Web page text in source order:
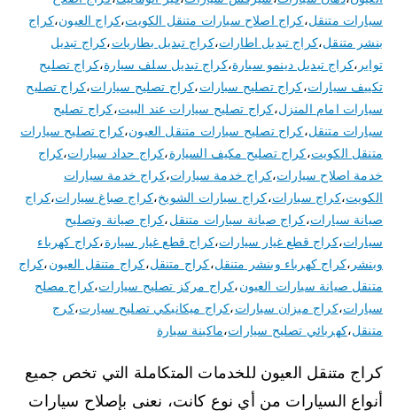
سيارات متنقل،كراج اصلاح سيارات متنقل الكويت،كراج العيون،كراج
بنشر متنقل،كراج تبديل اطارات،كراج تبديل بطاريات،كراج تبديل
تواير ،كراج تبديل دينمو سيارة،كراج تبديل سلف سيارة،كراج تصليح
تكييف سيارات،كراج تصليح سبارات،كراج تصليح سيارات،كراج تصليح
سيارات امام المنزل،كراج تصليح سيارات عند البيت،كراج تصليح
سيارات متنقل،كراج تصليح سيارات متنقل العيون،كراج تصليح سيارات
متنقل الكويت،كراج تصليح مكيف السيارة،كراج حداد سيارات،كراج
خدمة اصلاح سيارات،كراج خدمة سيارات،كراج خدمة سيارات
الكويت،كراج سيارات،كراج سيارات الشويخ،كراج صباغ سيارات،كراج
صيانة سيارات،كراج صيانة سيارات متنقل،كراج صيانة وتصليح
سيارات،كراج قطع غيار سيارات،كراج قطع غيار سيارة،كراج كهرباء
وبنشر ،كراج كهرباء وبنشر متنقل،كراج متنقل،كراج متنقل العيون،كراج
متنقل صيانة سيارات العيون،كراج مركز تصليح سيارات،كراج مصلح
سيارات،كراج ميزان سيارات،كراج ميكانيكي تصليح سيارت،كرج
متنقل،كهربائي تصليح سيارات،ماكينة سيارة
كراج متنقل العيون للخدمات المتكاملة التي تخص جميع
أنواع السيارات من أي نوع كانت، نعنى بإصلاح سيارات